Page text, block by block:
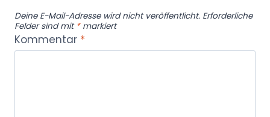
Deine E-Mail-Adresse wird nicht veröffentlicht. Erforderliche
Felder sind mit *markiert
Kommentar *